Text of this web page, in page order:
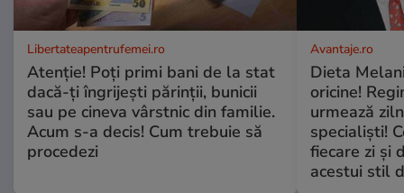
Libertateapentrufemei.ro
Atenție! Poți primi bani de la stat
dacă-ți îngrijești părinții, bunicii
sau pe cineva vârstnic din familie.
Acum s-a decis! Cum trebuie să
procedezi
Avantaje.ro
Dieta
oricine!
urmează
specialiști!
fiecare zi și
acestui stil